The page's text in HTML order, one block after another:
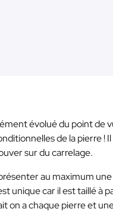
évolué du point de
de la pierre !
sur du carrelage.
au maximum
unique car il est taillé à
on a chaque pierre et